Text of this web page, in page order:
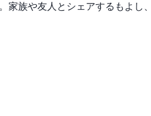
家族や友人とシェアするもよし